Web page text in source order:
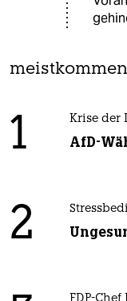
1 Krise der
AfD-
2